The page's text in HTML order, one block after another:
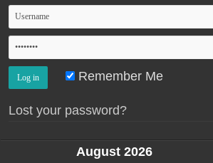
Remember Me
Lost your password?
August 2026